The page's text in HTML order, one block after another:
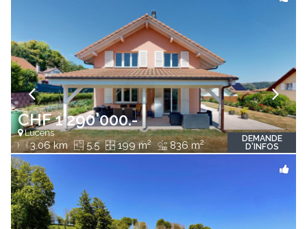
CHF 1'290'000.-
Lucens
3.06 km 5.5 199 m2 836 m2
DEMANDE
D'INFOS